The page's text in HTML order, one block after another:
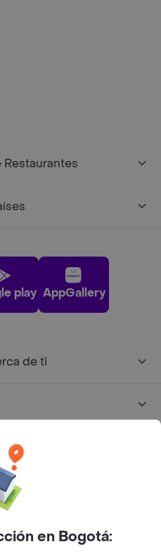
Restaurantes
play AppGallery
de ti
Twitter
Instagram
en Bogotá: